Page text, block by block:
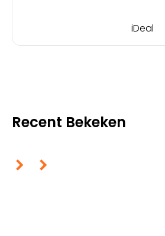
iDeal
Recent Bekeken